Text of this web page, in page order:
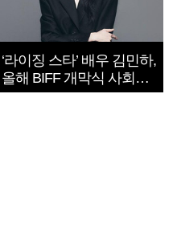
‘라이징 스타’ 배우 김민하,
올해 BIFF 개막식 사회자
확정